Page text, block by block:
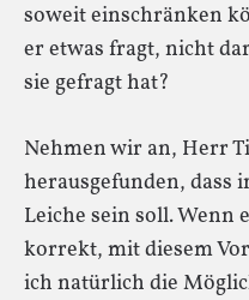
soweit einschränken
er etwas fragt, nicht
sie gefragt hat?
Nehmen wir an, Herr
herausgefunden, dass
Leiche sein soll.
korrekt, mit diesem
ich natürlich die